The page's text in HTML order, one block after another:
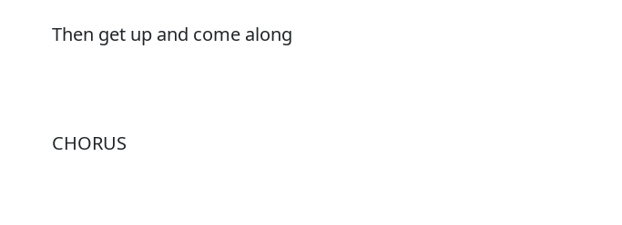
Then get up and come along
CHORUS